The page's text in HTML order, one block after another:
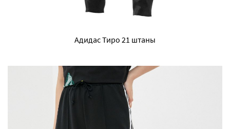
Адидас Тиро 21 штаны